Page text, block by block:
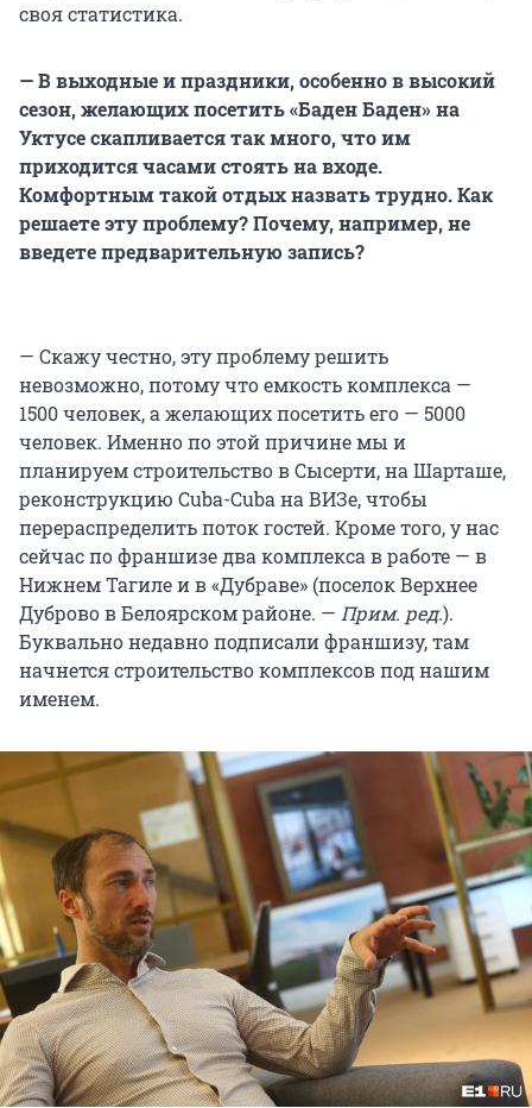
своя статистика.
—В выходные и праздники, особенно в высокий
сезон, желающих посетить «Баден Баден» на
Уктусе скапливается так много, что им
приходится часами стоять на входе.
Комфортным такой отдых назвать трудно. Как
решаете эту проблему? Почему, например, не
введете предварительную запись?
— Скажу честно, эту проблему решить
невозможно, потому что емкость комплекса —
1500 человек, а желающих посетить его — 5000
человек. Именно по этой причине мы и
планируем строительство в Сысерти, на Шарташе,
реконструкцию Cuba-Cuba на ВИЗе, чтобы
перераспределить поток гостей. Кроме того, у нас
сейчас по франшизе два комплекса в работе — в
Нижнем Тагиле и в «Дубраве» (поселок Верхнее
Дуброво в Белоярском районе. — Прим. ред.).
Буквально недавно подписали франшизу, там
начнется строительство комплексов под нашим
именем.